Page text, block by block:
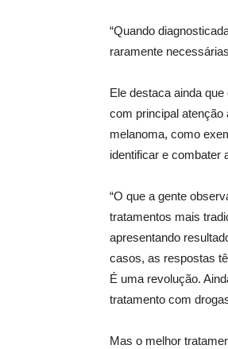
“Quando
raramente
Ele destaca ainda
com principal
melanoma, como
identificar e combater
“O que a gente
tratamentos mais
apresentando
casos, as respostas
É uma revolução.
tratamento com
Mas o melhor